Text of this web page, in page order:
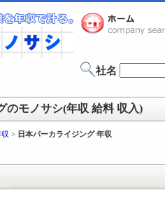
社名
のモノサシ(年収 給料 収入)
> 日本パーカライジング 年収